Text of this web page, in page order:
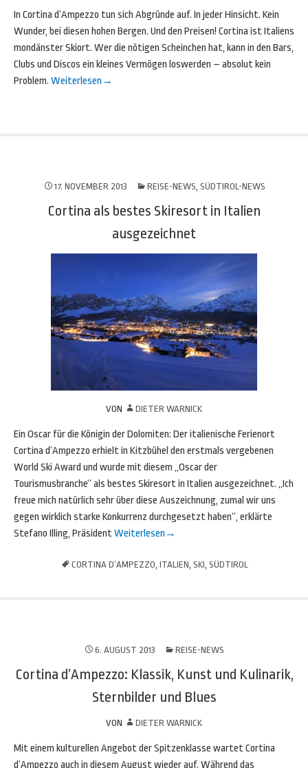
In Cortina d’Ampezzo tun sich Abgründe auf. In jeder Hinsicht. Kein
Wunder, bei diesen hohen Bergen. Und den Preisen! Cortina ist Italiens
mondänster Skiort. Wer die nötigen Scheinchen hat, kann in den Bars,
Clubs und Discos ein kleines Vermögen loswerden – absolut kein
Problem. Weiterlesen →
17. NOVEMBER 2013 REISE-NEWS, SÜDTIROL-NEWS
Cortina als bestes Skiresort in Italien
ausgezeichnet
VON DIETER WARNICK
Ein Oscar für die Königin der Dolomiten: Der italienische Ferienort
Cortina d’Ampezzo erhielt in Kitzbühel den erstmals vergebenen
World Ski Award und wurde mit diesem „Oscar der
Tourismusbranche“ als bestes Skiresort in Italien ausgezeichnet. „Ich
freue mich natürlich sehr über diese Auszeichnung, zumal wir uns
gegen wirklich starke Konkurrenz durchgesetzt haben“, erklärte
Stefano Illing, PräsidentWeiterlesen →
CORTINA D’AMPEZZO, ITALIEN, SKI, SÜDTIROL
6. AUGUST 2013 REISE-NEWS
Cortina d’Ampezzo: Klassik, Kunst und Kulinarik,
Sternbilder und Blues
VON DIETER WARNICK
Mit einem kulturellen Angebot der Spitzenklasse wartet Cortina
d’Ampezzo auch in diesem August wieder auf. Während das